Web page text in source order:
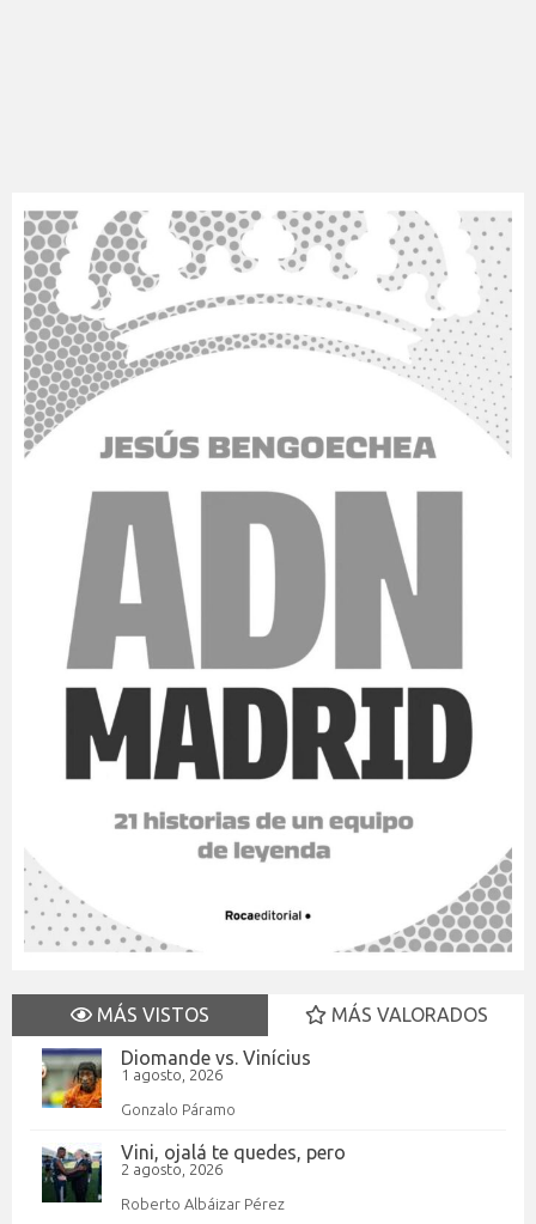
MÁS VISTOS
MÁS VALORADOS
Diomande vs. Vinícius
1 agosto, 2026
Gonzalo Páramo
Vini, ojalá te quedes, pero
2 agosto, 2026
Roberto Albáizar Pérez